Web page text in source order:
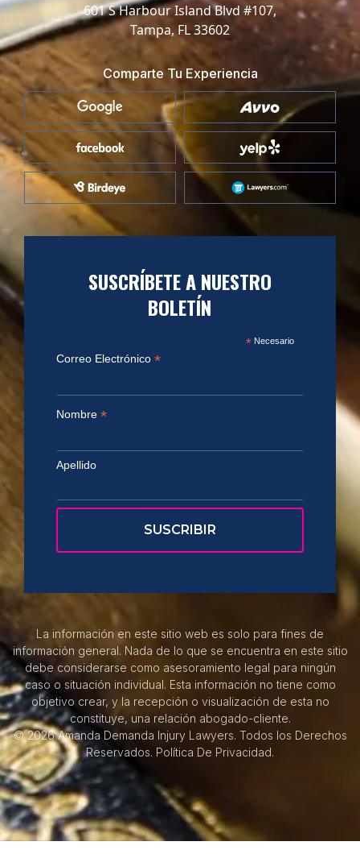
601 S Harbour Island Blvd #107,
Tampa, FL 33602
Comparte Tu Experiencia
SUSCRÍBETE A NUESTRO
BOLETÍN
*Necesario
Correo Electrónico *
Nombre *
Apellido
La información en este sitio web es solo para fines de
información general. Nada de lo que se encuentra en este sitio
debe considerarse como asesoramiento legal para ningún
caso o situación individual. Esta información no tiene como
objetivo crear, y la recepción o visualización de esta no
constituye, una relación abogado-cliente.
© 2026 Amanda Demanda Injury Lawyers. Todos los Derechos
Reservados. Política De Privacidad.